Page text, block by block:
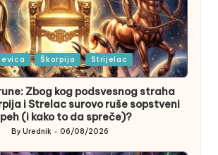
Škorpija Strijelac
Zbog kog podsvesnog straha
i Strelac surovo ruše sopstveni
(i kako to da spreče)?
Posted
by
ByUrednik 06/08/2026